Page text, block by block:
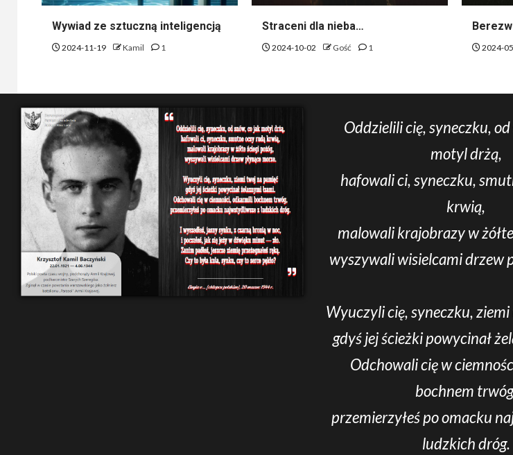
Wywiad ze sztuczną inteligencją
2024-11-19 Kamil 1
Straceni dla nieba…
2024-10-02 Gość 1 2024-
Oddzielili cię, syneczku,
motyl drżą,
hafowali ci, syneczku,
krwią,
malowali krajobrazy w
wyszywali wisielcami drzew
Wyuczyli cię, syneczku,
gdyś jej ścieżki powycinał
Odchowali cię w
bochnem
przemierzyłeś po omacku
ludzkich dróg.